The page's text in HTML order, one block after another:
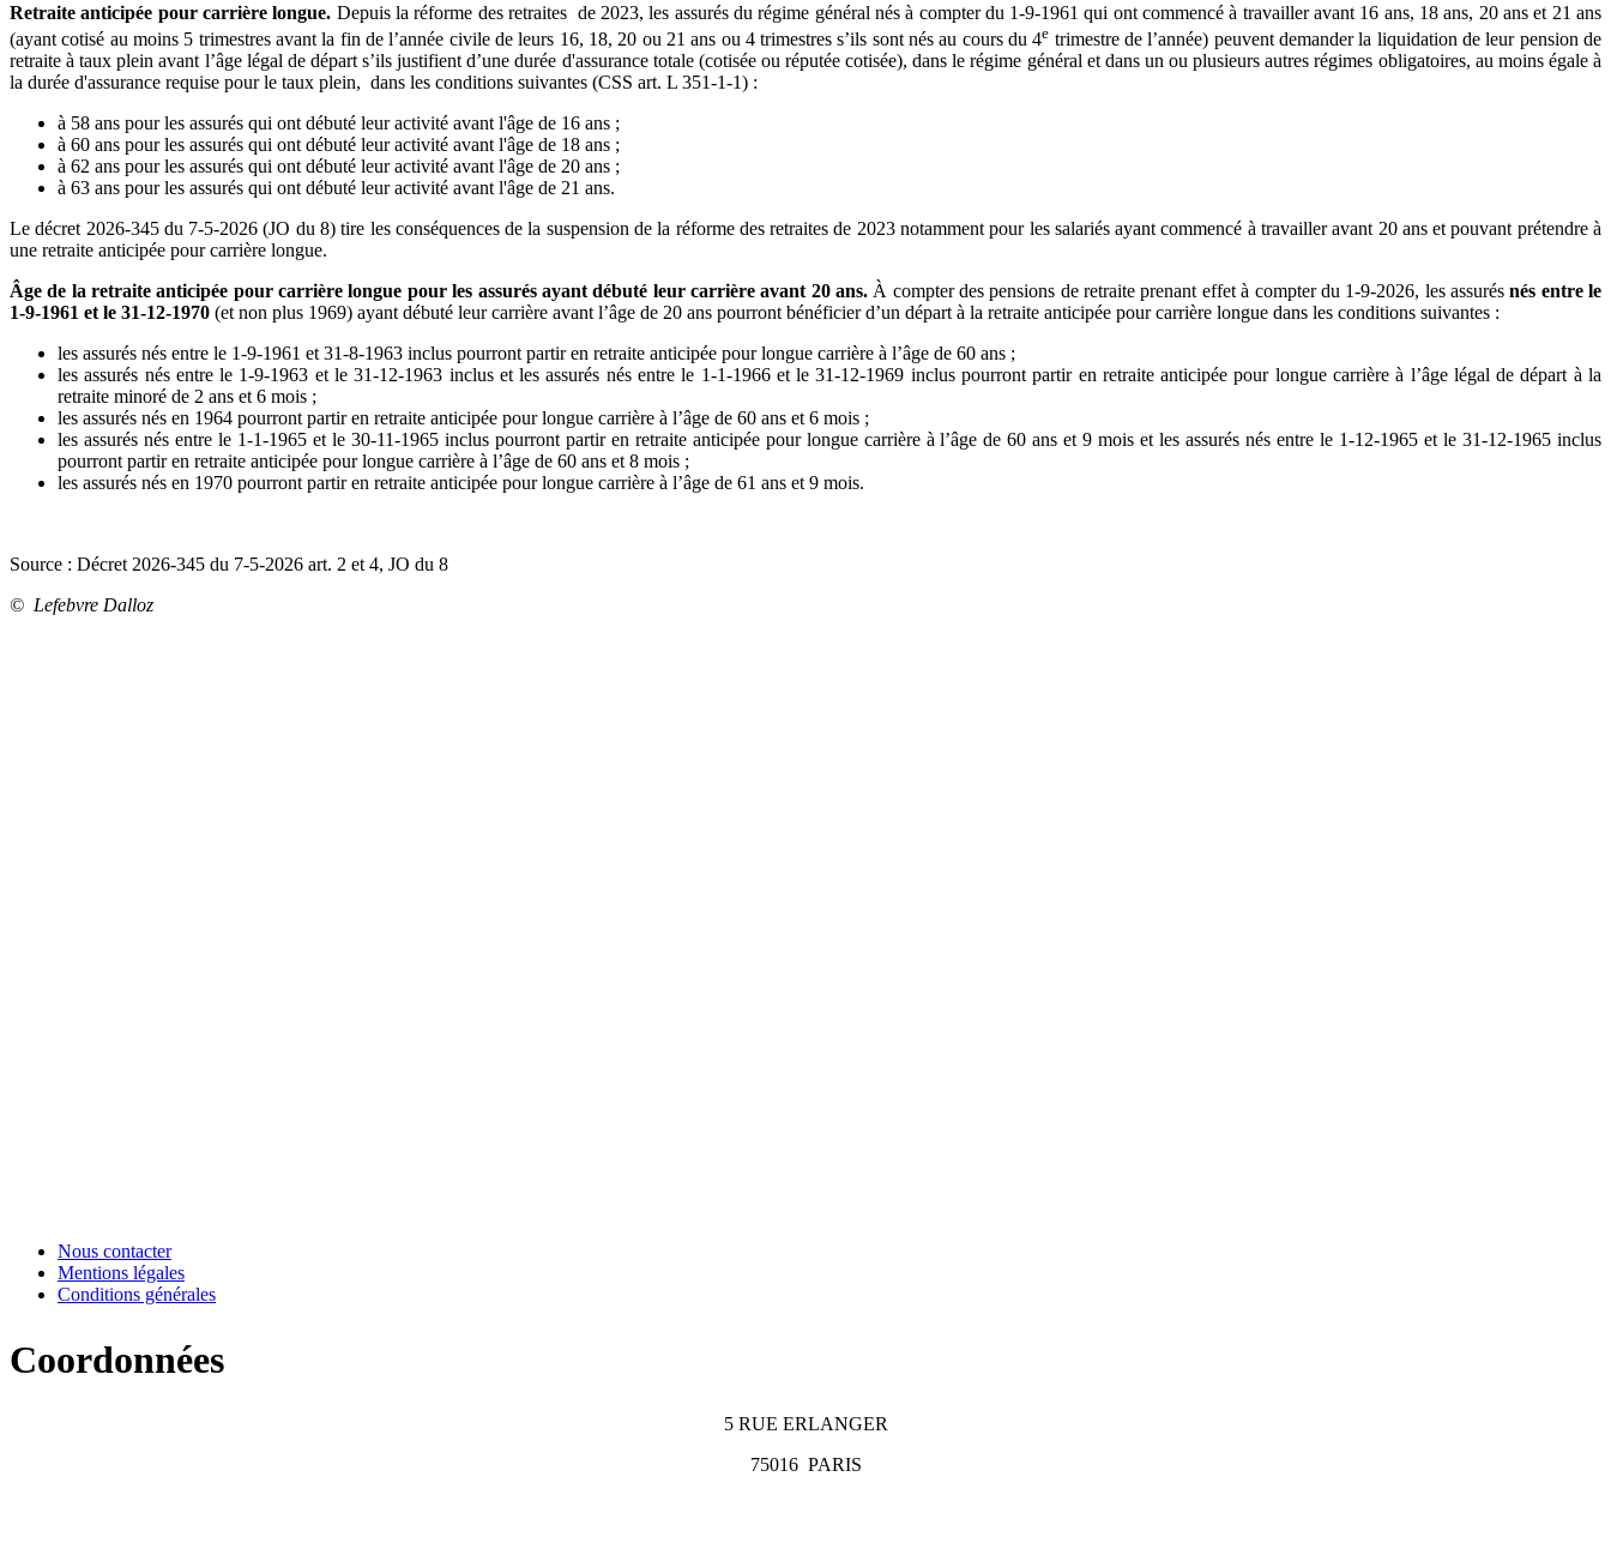
Retraite anticipée pour carrière longue. Depuis la réforme des retraites de 2023, les assurés du régime général nés à compter du 1-9-1961 qui ont commencé à travailler avant 16 ans, 18 ans, 20 ans et 21 ans
(ayant cotisé au moins 5 trimestres avant la fin de l’année civile de leurs 16, 18, 20 ou 21 ans ou 4 trimestres s’ils sont nés au cours du 4e trimestre de l’année) peuvent demander la liquidation de leur pension de
retraite à taux plein avant l’âge légal de départ s’ils justifient d’une durée d'assurance totale (cotisée ou réputée cotisée), dans le régime général et dans un ou plusieurs autres régimes obligatoires, au moins égale à
la durée d'assurance requise pour le taux plein, dans les conditions suivantes (CSS art. L 351-1-1) :
à 58 ans pour les assurés qui ont débuté leur activité avant l'âge de 16 ans ;
à 60 ans pour les assurés qui ont débuté leur activité avant l'âge de 18 ans ;
à 62 ans pour les assurés qui ont débuté leur activité avant l'âge de 20 ans ;
à 63 ans pour les assurés qui ont débuté leur activité avant l'âge de 21 ans.
Le décret 2026-345 du 7-5-2026 (JO du 8) tire les conséquences de la suspension de la réforme des retraites de 2023 notamment pour les salariés ayant commencé à travailler avant 20 ans et pouvant prétendre à
une retraite anticipée pour carrière longue.
Âge de la retraite anticipée pour carrière longue pour les assurés ayant débuté leur carrière avant 20 ans. À compter des pensions de retraite prenant effet à compter du 1-9-2026, les assurésnés entre le
1-9-1961 et le 31-12-1970 (et non plus 1969) ayant débuté leur carrière avant l’âge de 20 ans pourront bénéficier d’un départ à la retraite anticipée pour carrière longue dans les conditions suivantes :
les assurés nés entre le 1-9-1961 et 31-8-1963 inclus pourront partir en retraite anticipée pour longue carrière à l’âge de 60 ans ;
les assurés nés entre le 1-9-1963 et le 31-12-1963 inclus et les assurés nés entre le 1-1-1966 et le 31-12-1969 inclus pourront partir en retraite anticipée pour longue carrière à l’âge légal de départ à la
retraite minoré de 2 ans et 6 mois ;
les assurés nés en 1964 pourront partir en retraite anticipée pour longue carrière à l’âge de 60 ans et 6 mois ;
les assurés nés entre le 1-1-1965 et le 30-11-1965 inclus pourront partir en retraite anticipée pour longue carrière à l’âge de 60 ans et 9 mois et les assurés nés entre le 1-12-1965 et le 31-12-1965 inclus
pourront partir en retraite anticipée pour longue carrière à l’âge de 60 ans et 8 mois ;
les assurés nés en 1970 pourront partir en retraite anticipée pour longue carrière à l’âge de 61 ans et 9 mois.
Source : Décret 2026-345 du 7-5-2026 art. 2 et 4, JO du 8
© Lefebvre Dalloz
Nous contacter
Mentions légales
Conditions générales
Coordonnées
5 RUE ERLANGER
75016 PARIS